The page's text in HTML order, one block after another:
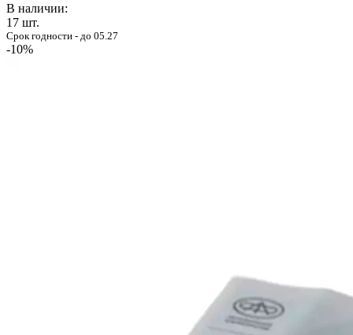
В наличии:
17 шт.
Срок годности - до 05.27
-10%